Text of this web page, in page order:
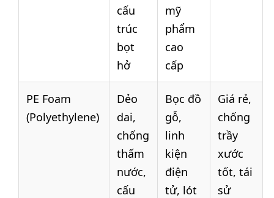
cấu
trúc
bọt
hở
mỹ
phẩm
cao
cấp
PE Foam
(Polyethylene)
Dẻo
dai,
chống
thấm
nước,
cấu
Bọc đồ
gỗ,
linh
kiện
điện
tử, lót
Giá rẻ,
chống
trầy
xước
tốt, tái
sử